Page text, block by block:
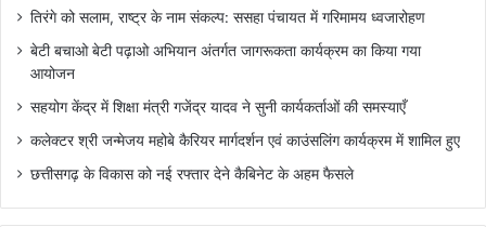
तिरंगे को सलाम, राष्ट्र के नाम संकल्प: ससहा पंचायत में गरिमामय ध्वजारोहण
बेटी बचाओ बेटी पढ़ाओ अभियान अंतर्गत जागरूकता कार्यक्रम का किया गया
आयोजन
सहयोग केंद्र में शिक्षा मंत्री गजेंद्र यादव ने सुनी कार्यकर्ताओं की समस्याएँ
कलेक्टर श्री जन्मेजय महोबे कैरियर मार्गदर्शन एवं काउंसलिंग कार्यक्रम में शामिल हुए
छत्तीसगढ़ के विकास को नई रफ्तार देने कैबिनेट के अहम फैसले